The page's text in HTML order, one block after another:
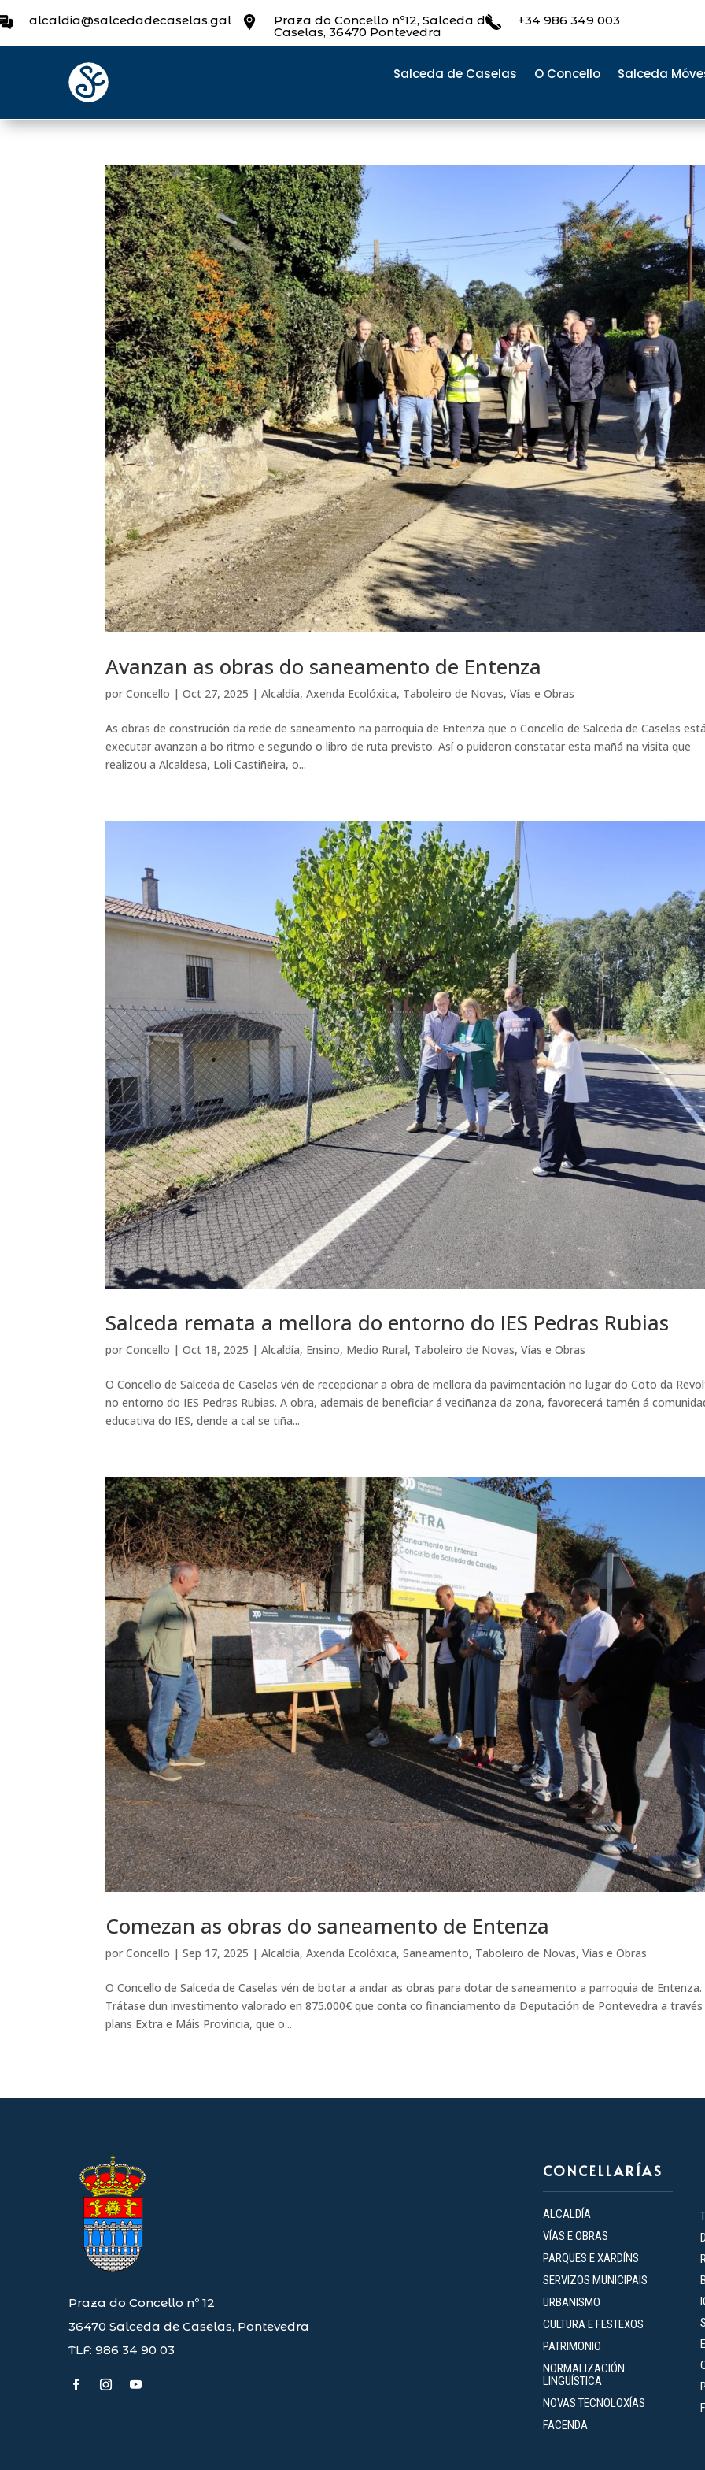
alcaldia@salcedadecaselas.gal Praza do Concello nº12, Salceda de
Caselas, 36470 Pontevedra
+34 986 349 003
Salceda de Caselas O Concello Salceda
Avanzan as obras do saneamento de Entenza
porConcello |Oct 27, 2025 |Alcaldía,Axenda Ecolóxica, Taboleiro de Novas,Vías e Obras
As obras de construción da rede de saneamento na parroquia de Entenza que o Concello de Salceda de Caselas
executar avanzan a bo ritmo e segundo o libro de ruta previsto. Así o puideron constatar esta mañá na visita que
realizou a Alcaldesa, Loli Castiñeira, o...
Salceda remata a mellora do entorno do IES Pedras Rubias
porConcello |Oct 18, 2025 |Alcaldía, Ensino, Medio Rural, Taboleiro de Novas,Vías e Obras
O Concello de Salceda de Caselas vén de recepcionar a obra de mellora da pavimentación no lugar do Coto da
no entorno do IES Pedras Rubias. A obra, ademais de beneficiar á veciñanza da zona, favorecerá tamén á
educativa do IES, dende a cal se tiña...
Comezan as obras do saneamento de Entenza
porConcello |Sep 17, 2025 |Alcaldía,Axenda Ecolóxica,Saneamento, Taboleiro de Novas,Vías e Obras
O Concello de Salceda de Caselas vén de botar a andar as obras para dotar de saneamento a parroquia de Entenza.
Trátase dun investimento valorado en 875.000€ que conta co financiamento da Deputación de Pontevedra a
plans Extra e Máis Provincia, que o...
Praza do Concello nº 12
36470 Salceda de Caselas, Pontevedra
TLF: 986 34 90 03
CONCELLARÍAS
ALCALDÍA
VÍAS E OBRAS
PARQUES E XARDÍNS
SERVIZOS MUNICIPAIS
URBANISMO
CULTURA E FESTEXOS
PATRIMONIO
NORMALIZACIÓN
LINGÜÍSTICA
NOVAS TECNOLOXÍAS
FACENDA